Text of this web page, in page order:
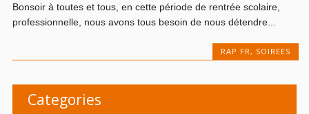
Bonsoir à toutes et tous, en cette période de rentrée scolaire,
professionnelle, nous avons tous besoin de nous détendre...
RAP FR , SOIREES
Categories